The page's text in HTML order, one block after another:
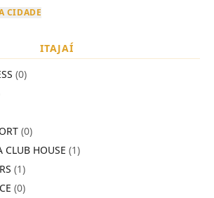
CIDADE
ITAJAÍ
(0)
(0)
CLUB HOUSE (1)
(1)
(0)